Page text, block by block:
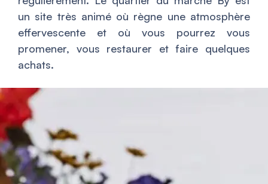
un site très animé où règne une atmosphère
effervescente et où vous pourrez vous
promener, vous restaurer et faire quelques
achats.